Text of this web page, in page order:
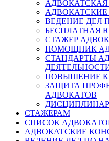
ВЕДЕНИЕ ДЕЛ
БЕСПЛАТНАЯ
СТАЖЕР
ПОМОЩНИК
СТАНДАРТЫ
ПОВЫШЕНИЕ
ЗАЩИТА
АДВОКАТОВ
СТАЖЕРАМ
СПИСОК
АДВОКАТСКИЕ